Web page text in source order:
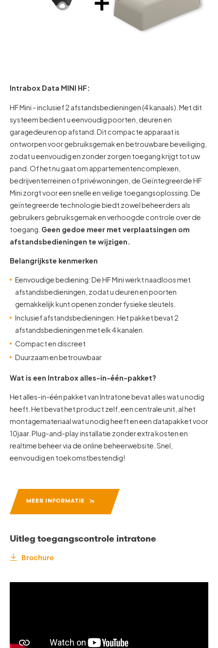
Intrabox Data MINI HF:
HF Mini - inclusief 2 afstandsbedieningen (4 kanaals). Met dit
systeem bedient u eenvoudig poorten, deuren en
garagedeuren op afstand. Dit compacte apparaat is
ontworpen voor gebruiksgemak en betrouwbare beveiliging,
zodat u eenvoudig en zonder zorgen toegang krijgt tot uw
pand. Of het nu gaat om appartementencomplexen,
bedrijventerreinen of privéwoningen, de Geïntegreerde HF
Mini zorgt voor een snelle en veilige toegangsoplossing. De
geïntegreerde technologie biedt zowel beheerders als
gebruikers gebruiksgemak en verhoogde controle over de
toegang. Geen gedoe meer met verplaatsingen om
afstandsbedieningen te wijzigen.
Belangrijkste kenmerken
Eenvoudige bediening: De HF Mini werkt naadloos met
afstandsbedieningen, zodat u deuren en poorten
gemakkelijk kunt openen zonder fysieke sleutels.
Inclusief afstandsbedieningen: Het pakket bevat 2
afstandsbedieningen met elk 4 kanalen.
Compact en discreet
Duurzaam en betrouwbaar
Wat is een Intrabox alles-in-één-pakket?
Het alles-in-één pakket van Intratone bevat alles wat u nodig
heeft. Het bevat het product zelf, een centrale unit, al het
montagemateriaal wat u nodig heeft en een datapakket voor
10jaar. Plug-and-play installatie zonder extra kosten en
realtime beheer via de online beheerwebsite. Snel,
eenvoudig en toekomstbestendig!
MEER INFORMATIE
Uitleg toegangscontrole intratone
Brochure